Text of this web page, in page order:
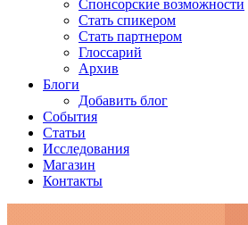
Спонсорские возможности
Стать спикером
Стать партнером
Глоссарий
Архив
Блоги
Добавить блог
События
Статьи
Исследования
Магазин
Контакты